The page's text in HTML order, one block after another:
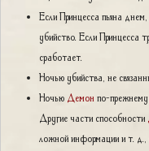
Если Принцесса пьяна
убийство. Если Принцесса
сработает.
Ночью убийства, не
Ночью Демон по-прежнему
Другие части способности
ложной информации и т.